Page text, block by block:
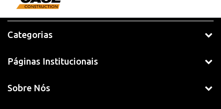
Categorias
Páginas Institucionais
Sobre Nós